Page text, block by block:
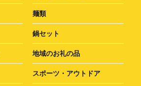
麺類
鍋セット
地域のお礼の品
スポーツ・アウトドア